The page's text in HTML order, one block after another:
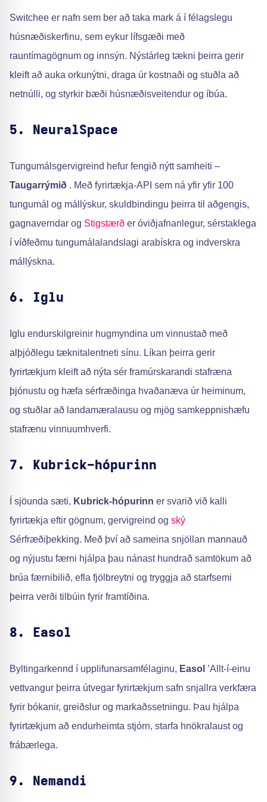
Switchee er nafn sem ber að taka mark á í félagslegu
húsnæðiskerfinu, sem eykur lífsgæði með
rauntímagögnum og innsýn. Nýstárleg tækni þeirra gerir
kleift að auka orkunýtni, draga úr kostnaði og stuðla að
netnúlli, og styrkir bæði húsnæðisveitendur og íbúa.
5. NeuralSpace
Tungumálsgervigreind hefur fengið nýtt samheiti –
Taugarrýmið . Með fyrirtækja-API sem ná yfir yfir 100
tungumál og mállýskur, skuldbindingu þeirra til aðgengis,
gagnaverndar og Stigstærð er óviðjafnanlegur, sérstaklega
í víðfeðmu tungumálalandslagi arabískra og indverskra
mállýskna.
6. Iglu
Iglu endurskilgreinir hugmyndina um vinnustað með
alþjóðlegu tæknitalentneti sínu. Líkan þeirra gerir
fyrirtækjum kleift að nýta sér framúrskarandi stafræna
þjónustu og hæfa sérfræðinga hvaðanæva úr heiminum,
og stuðlar að landamæralausu og mjög samkeppnishæfu
stafrænu vinnuumhverfi.
7. Kubrick-hópurinn
Í sjöunda sæti, Kubrick-hópurinn er svarið við kalli
fyrirtækja eftir gögnum, gervigreind og ský
Sérfræðiþekking. Með því að sameina snjöllan mannauð
og nýjustu færni hjálpa þau nánast hundrað samtökum að
brúa færnibilið, efla fjölbreytni og tryggja að starfsemi
þeirra verði tilbúin fyrir framtíðina.
8. Easol
Byltingarkennd í upplifunarsamfélaginu, Easol ’Allt-í-einu
vettvangur þeirra útvegar fyrirtækjum safn snjallra verkfæra
fyrir bókanir, greiðslur og markaðssetningu. Þau hjálpa
fyrirtækjum að endurheimta stjórn, starfa hnökralaust og
frábærlega.
9. Nemandi